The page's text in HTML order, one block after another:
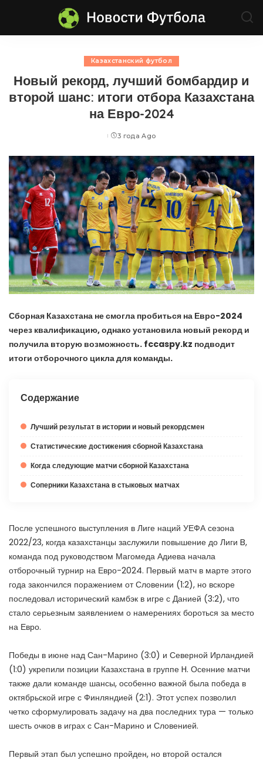
Казахстанский футбол
Новый рекорд, лучший бомбардир и
второй шанс: итоги отбора Казахстана
на Евро-2024
Posted
3 года Ago
Сборная Казахстана не смогла пробиться на Евро-2024
через квалификацию, однако установила новый рекорд и
получила вторую возможность. fccaspy.kz подводит
итоги отборочного цикла для команды.
Содержание
Лучший результат в истории и новый рекордсмен
Статистические достижения сборной Казахстана
Когда следующие матчи сборной Казахстана
Соперники Казахстана в стыковых матчах
После успешного выступления в Лиге наций УЕФА сезона
2022/23, когда казахстанцы заслужили повышение до Лиги B,
команда под руководством Магомеда Адиева начала
отборочный турнир на Евро-2024. Первый матч в марте этого
года закончился поражением от Словении (1:2), но вскоре
последовал исторический камбэк в игре с Данией (3:2), что
стало серьезным заявлением о намерениях бороться за место
на Евро.
Победы в июне над Сан-Марино (3:0) и Северной Ирландией
(1:0) укрепили позиции Казахстана в группе H. Осенние матчи
также дали команде шансы, особенно важной была победа в
октябрьской игре с Финляндией (2:1). Этот успех позволил
четко сформулировать задачу на два последних тура — только
шесть очков в играх с Сан-Марино и Словенией.
Первый этап был успешно пройден, но второй остался